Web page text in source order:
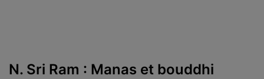
N. Sri Ram : Manas et bouddhi